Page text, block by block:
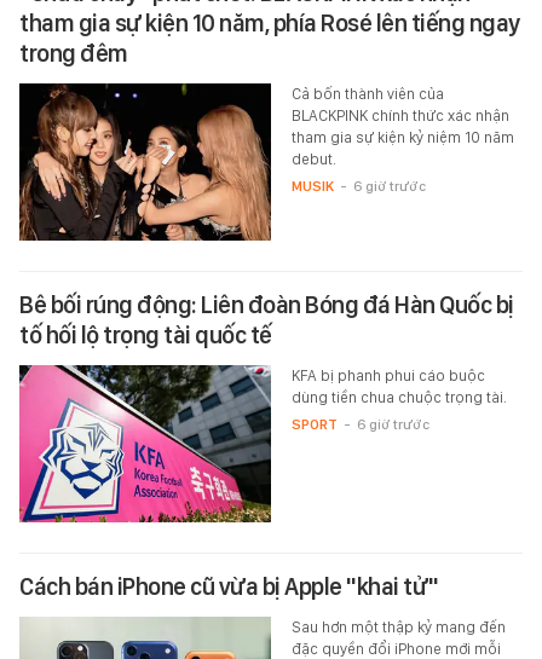
tham gia sự kiện 10 năm, phía Rosé lên tiếng ngay
trong đêm
Cả bốn thành viên của
BLACKPINK chính thức xác nhận
tham gia sự kiện kỷ niệm 10 năm
debut.
MUSIK - 6 giờ trước
Bê bối rúng động: Liên đoàn Bóng đá Hàn Quốc bị
tố hối lộ trọng tài quốc tế
KFA bị phanh phui cáo buộc
dùng tiền chua chuộc trọng tài.
SPORT - 6 giờ trước
Cách bán iPhone cũ vừa bị Apple "khai tử"
Sau hơn một thập kỷ mang đến
đặc quyền đổi iPhone mới mỗi